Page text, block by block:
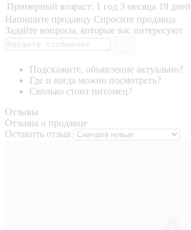
Примерный возраст: 1 год 3 месяца 19 дней
Напишите продавцу Спросите продавца
Задайте вопросы, которые вас интересуют
Подскажите, объявление актуально?
Где и когда можно посмотреть?
Сколько стоит питомец?
Отзывы
Отзывы о продавце
Оставить отзыв